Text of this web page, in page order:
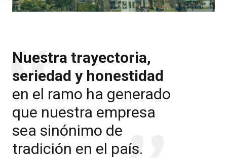
Nuestra trayectoria,
seriedad y honestidad
en el ramo ha generado
que nuestra empresa
sea sinónimo de
tradición en el país.